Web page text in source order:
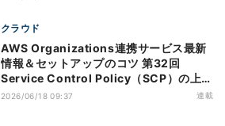
クラウド
AWS Organizations連携サービス最新
情報＆セットアップのコツ 第32回
Service Control Policy（SCP）の上限
緩和のアップデートがもたらすメリット
2026/06/18 09:37 連載